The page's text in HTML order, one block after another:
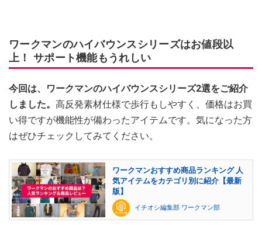
ワークマンのハイバウンスシリーズはお値段以
上！ サポート機能もうれしい
今回は、ワークマンのハイバウンスシリーズ2選をご紹介
しました。 高反発素材仕様で歩行もしやすく、価格はお買
い得ですが機能性が備わったアイテムです。気になった方
はぜひチェックしてみてください。
ワークマンおすすめ商品ランキング 人
気アイテムをカテゴリ別に紹介【最新
版】
イチオシ編集部 ワークマン部